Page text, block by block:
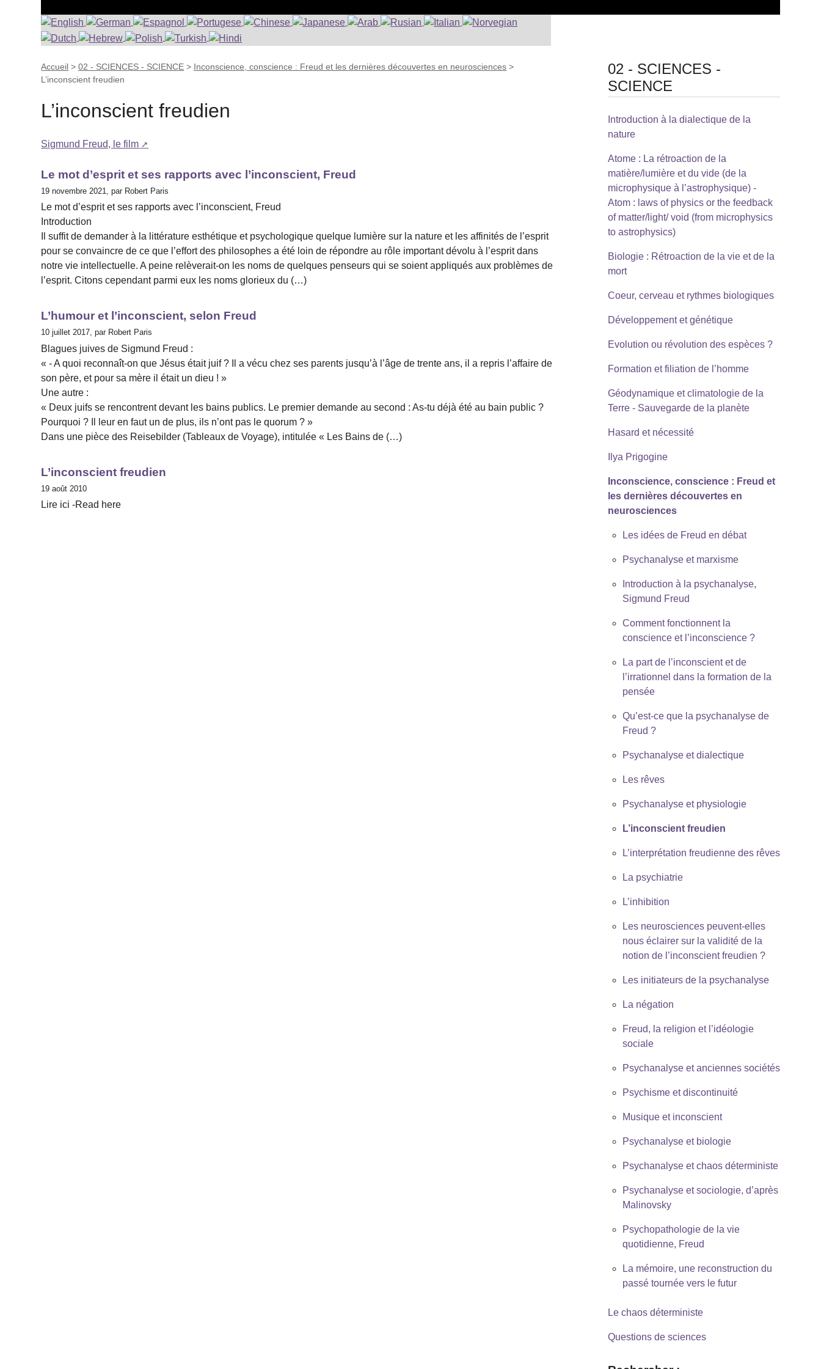
Accueil >02 - SCIENCES - SCIENCE > Inconscience, conscience : Freud et les dernières découvertes en neurosciences >
L’inconscient freudien
L’inconscient freudien
Sigmund Freud, le film
Le mot d’esprit et ses rapports avec l’inconscient, Freud
19 novembre 2021, par Robert Paris
Le mot d’esprit et ses rapports avec l’inconscient, Freud
Introduction
Il suffit de demander à la littérature esthétique et psychologique quelque lumière sur la nature et les affinités de l’esprit
pour se convaincre de ce que l’effort des philosophes a été loin de répondre au rôle important dévolu à l’esprit dans
notre vie intellectuelle. A peine relèverait-on les noms de quelques penseurs qui se soient appliqués aux problèmes de
l’esprit. Citons cependant parmi eux les noms glorieux du (…)
L’humour et l’inconscient, selon Freud
10 juillet 2017, par Robert Paris
Blagues juives de Sigmund Freud :
« - A quoi reconnaît-on que Jésus était juif ? Il a vécu chez ses parents jusqu’à l’âge de trente ans, il a repris l’affaire de
son père, et pour sa mère il était un dieu ! »
Une autre :
« Deux juifs se rencontrent devant les bains publics. Le premier demande au second : As-tu déjà été au bain public ?
Pourquoi ? Il leur en faut un de plus, ils n’ont pas le quorum ? »
Dans une pièce des Reisebilder (Tableaux de Voyage), intitulée « Les Bains de (…)
L’inconscient freudien
19 août 2010
Lire ici -Read here
02 - SCIENCES -
SCIENCE
Introduction à la dialectique de la
nature
Atome : La rétroaction de la
matière/lumière et du vide (de la
microphysique à l’astrophysique) -
Atom : laws of physics or the feedback
of matter/light/ void (from microphysics
to astrophysics)
Biologie : Rétroaction de la vie et de la
mort
Coeur, cerveau et rythmes biologiques
Développement et génétique
Evolution ou révolution des espèces ?
Formation et filiation de l’homme
Géodynamique et climatologie de la
Terre - Sauvegarde de la planète
Hasard et nécessité
Ilya Prigogine
Inconscience, conscience : Freud et
les dernières découvertes en
neurosciences
Les idées de Freud en débat
Psychanalyse et marxisme
Introduction à la psychanalyse,
Sigmund Freud
Comment fonctionnent la
conscience et l’inconscience ?
La part de l’inconscient et de
l’irrationnel dans la formation de la
pensée
Qu’est-ce que la psychanalyse de
Freud ?
Psychanalyse et dialectique
Les rêves
Psychanalyse et physiologie
L’inconscient freudien
L’interprétation freudienne des rêves
La psychiatrie
L’inhibition
Les neurosciences peuvent-elles
nous éclairer sur la validité de la
notion de l’inconscient freudien ?
Les initiateurs de la psychanalyse
La négation
Freud, la religion et l’idéologie
sociale
Psychanalyse et anciennes sociétés
Psychisme et discontinuité
Musique et inconscient
Psychanalyse et biologie
Psychanalyse et chaos déterministe
Psychanalyse et sociologie, d’après
Malinovsky
Psychopathologie de la vie
quotidienne, Freud
La mémoire, une reconstruction du
passé tournée vers le futur
Le chaos déterministe
Questions de sciences